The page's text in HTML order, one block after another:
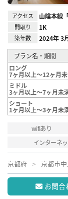
アクセス 山陰本線
間取り 1K
築年数 2024年 3
プラン名・期間
ロング
7ヶ月以上～12ヶ月
ミドル
3ヶ月以上～7ヶ月未
ショート
1ヶ月以上～3ヶ月未
wifiあり
インターネ
京都府 京都市
お問合